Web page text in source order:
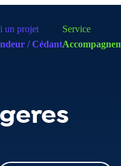
un projet
/ Cédant
Service